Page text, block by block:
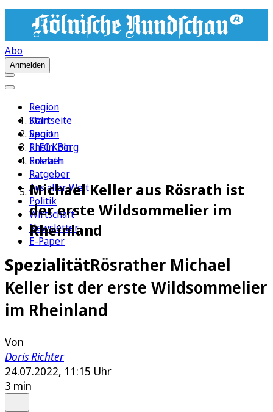
Abo
Anmelden
Region
Köln
Sport
1. FC Köln
Erleben
Ratgeber
Aus aller Welt
Politik
Wirtschaft
Newsletter
E-Paper
Startseite
Region
Rhein-Berg
Rösrath
Michael Keller aus Rösrath ist
der erste Wildsommelier im
Rheinland
SpezialitätRösrather Michael
Keller ist der erste Wildsommelier
im Rheinland
Von
Doris Richter
24.07.2022, 11:15 Uhr
3 min